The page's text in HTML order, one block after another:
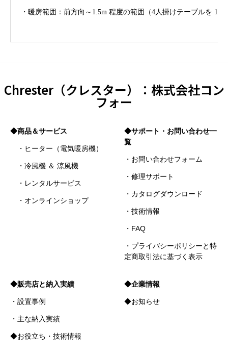
・暖房範囲：前方向～1.5m 程度の範囲（4人掛けテーブルを 1
Chrester（クレスター）：株式会社コン
フォー
◆商品＆サービス
・ヒーター（電気暖房機）
・冷風機 ＆ 涼風機
・レンタルサービス
・オンラインショップ
◆サポート・お問い合わせ一
覧
・お問い合わせフォーム
・修理サポート
・カタログダウンロード
・技術情報
・FAQ
・プライバシーポリシーと特
定商取引法に基づく表示
◆販売店と納入実績
・設置事例
・主な納入実績
◆お役立ち・技術情報
◆企業情報
◆お知らせ